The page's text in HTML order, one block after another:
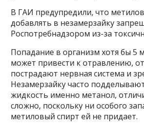
В ГАИ предупредили, что
добавлять в незамерзайку
Роспотребнадзором из-за
Попадание в организм хотя бы 5
может привести к отравлению,
пострадают нервная система и
Незамерзайку часто
жидкость именно метанол,
сложно, поскольку ни особого
метиловый спирт ей не придает.